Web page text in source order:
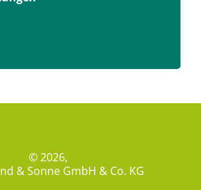
© 2026,
& Sonne GmbH & Co. KG